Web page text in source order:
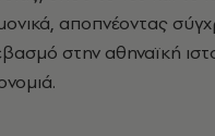
αποπνέοντας
στην αθηναϊκή